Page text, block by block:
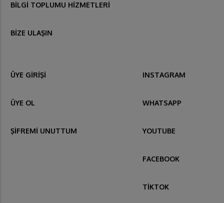
BİLGİ TOPLUMU HİZMETLERİ
BİZE ULAŞIN
ÜYE GİRİŞİ
ÜYE OL
ŞİFREMİ UNUTTUM
INSTAGRAM
WHATSAPP
YOUTUBE
FACEBOOK
TİKTOK